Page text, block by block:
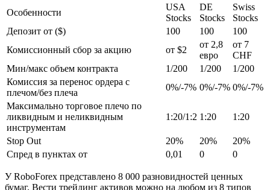
Особенности
USA
Stocks
DE
Stocks
Swiss
Stocks
Депозит от ($)
100 100
100
Комиссионный сбор за акцию
от $2
от 2,8
евро
от 7
CHF
Мин/макс объем контракта
1/200 1/200
1/200
Комиссия за перенос ордера с
плечом/без плеча
0%/-7% 0%/-7% 0%/-7%
Максимально торговое плечо по
ликвидным и неликвидным
инструментам
1:20/1:2 1:20 1:20
Stop Out 20% 20%
20%
Спред в пунктах от
0,01 0 0
У RoboForex представлено 8 000 разновидностей ценных
бумаг. Вести трейдинг активов можно на любом из 8 типов